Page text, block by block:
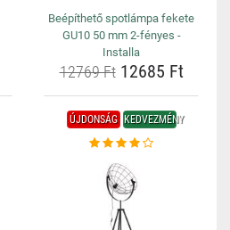
Beépíthető spotlámpa fekete
GU10 50 mm 2-fényes -
Installa
12769 Ft12685 Ft
ÚJDONSÁG KEDVEZMÉNY